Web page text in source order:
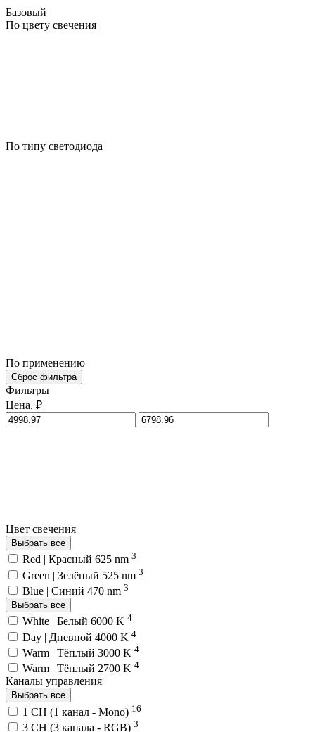
Базовый
По цвету свечения
По типу светодиода
По применению
Сброс фильтра
Фильтры
Цена, ₽
Цвет свечения
Выбрать все
Red | Красный 625 nm 3
Green | Зелёный 525 nm 3
Blue | Синий 470 nm 3
Выбрать все
White | Белый 6000 K 4
Day | Дневной 4000 K 4
Warm | Тёплый 3000 K 4
Warm | Тёплый 2700 K 4
Каналы управления
Выбрать все
1 CH (1 канал - Mono) 16
3 CH (3 канала - RGB) 3